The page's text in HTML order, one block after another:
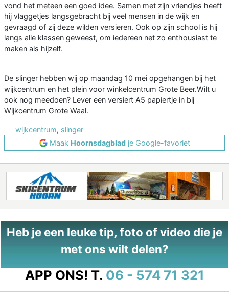
vond het meteen een goed idee. Samen met zijn vriendjes heeft
hij vlaggetjes langsgebracht bij veel mensen in de wijk en
gevraagd of zij deze wilden versieren. Ook op zijn school is hij
langs alle klassen geweest, om iedereen net zo enthousiast te
maken als hijzelf.
De slinger hebben wij op maandag 10 mei opgehangen bij het
wijkcentrum en het plein voor winkelcentrum Grote Beer.Wilt u
ook nog meedoen? Lever een versiert A5 papiertje in bij
Wijkcentrum Grote Waal.
wijkcentrum, slinger
Maak Hoornsdagbladje Google-favoriet
Heb je een leuke tip, foto of video die je
met ons wilt delen?
APP ONS! T. 06 - 574 71 321